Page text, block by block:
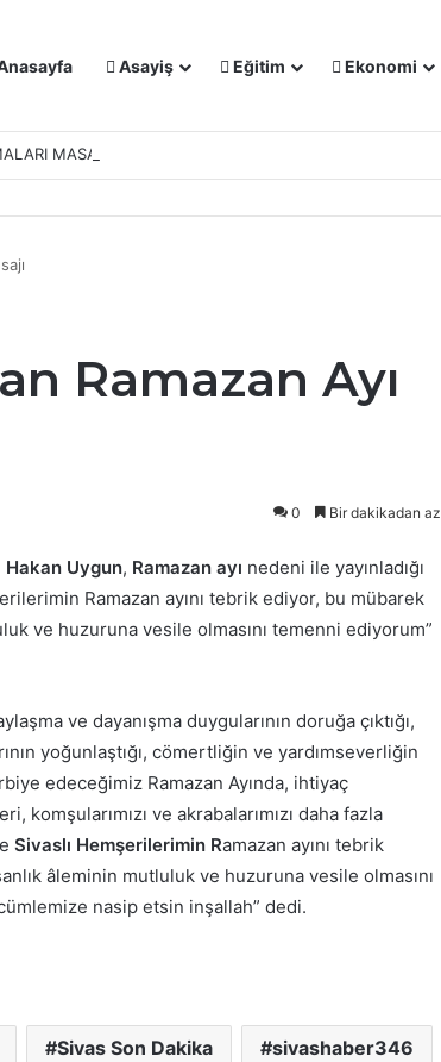
Asayiş Eğitim Ekonomi
MASAYA YATIRILDI: YENİ PROJELER YOLDA
Ramazan Ayı
0 Bir dakikadan az
Uygun, Ramazan ayı nedeni ile yayınladığı
Ramazan ayını tebrik ediyor, bu mübarek
ve huzuruna vesile olmasını temenni ediyorum”
ve dayanışma duygularının doruğa çıktığı,
yoğunlaştığı, cömertliğin ve yardımseverliğin
edeceğimiz Ramazan Ayında, ihtiyaç
ve akrabalarımızı daha fazla
Sivaslı Hemşerilerimin Ramazan ayını tebrik
âleminin mutluluk ve huzuruna vesile olmasını
nasip etsin inşallah” dedi.
Sivas Son Dakika sivashaber346